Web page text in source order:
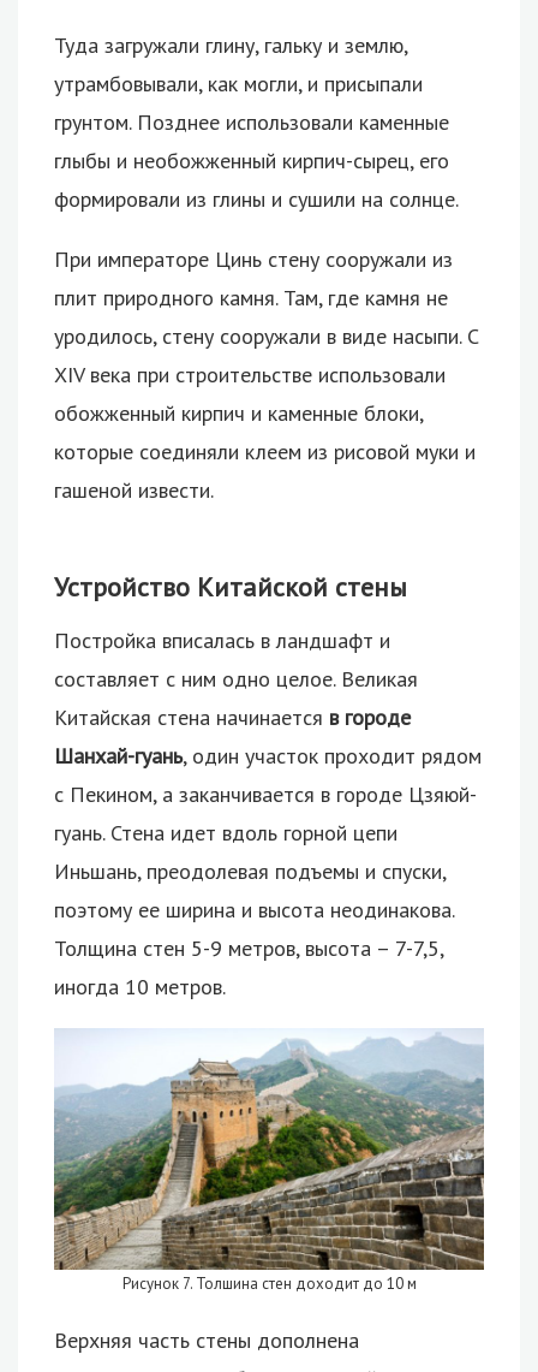
Туда загружали глину, гальку и землю,
утрамбовывали, как могли, и присыпали
грунтом. Позднее использовали каменные
глыбы и необожженный кирпич-сырец, его
формировали из глины и сушили на солнце.
При императоре Цинь стену сооружали из
плит природного камня. Там, где камня не
уродилось, стену сооружали в виде насыпи. C
XIV века при строительстве использовали
обожженный кирпич и каменные блоки,
которые соединяли клеем из рисовой муки и
гашеной извести.
Устройство Китайской стены
Постройка вписалась в ландшафт и
составляет с ним одно целое. Великая
Китайская стена начинается в городе
Шанхай-гуань, один участок проходит рядом
с Пекином, а заканчивается в городе Цзяюй-
гуань. Стена идет вдоль горной цепи
Иньшань, преодолевая подъемы и спуски,
поэтому ее ширина и высота неодинакова.
Толщина стен 5-9 метров, высота – 7-7,5,
иногда 10 метров.
Рисунок 7. Толшина стен доходит до 10 м
Верхняя часть стены дополнена